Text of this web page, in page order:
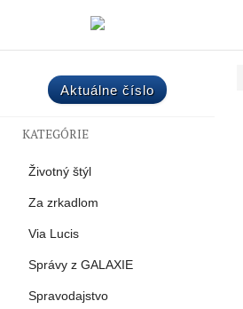
Aktuálne číslo
KATEGÓRIE
Životný štýl
Za zrkadlom
Via Lucis
Správy z GALAXIE
Spravodajstvo